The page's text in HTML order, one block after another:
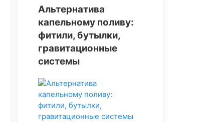
Альтернатива
капельному поливу:
фитили, бутылки,
гравитационные
системы